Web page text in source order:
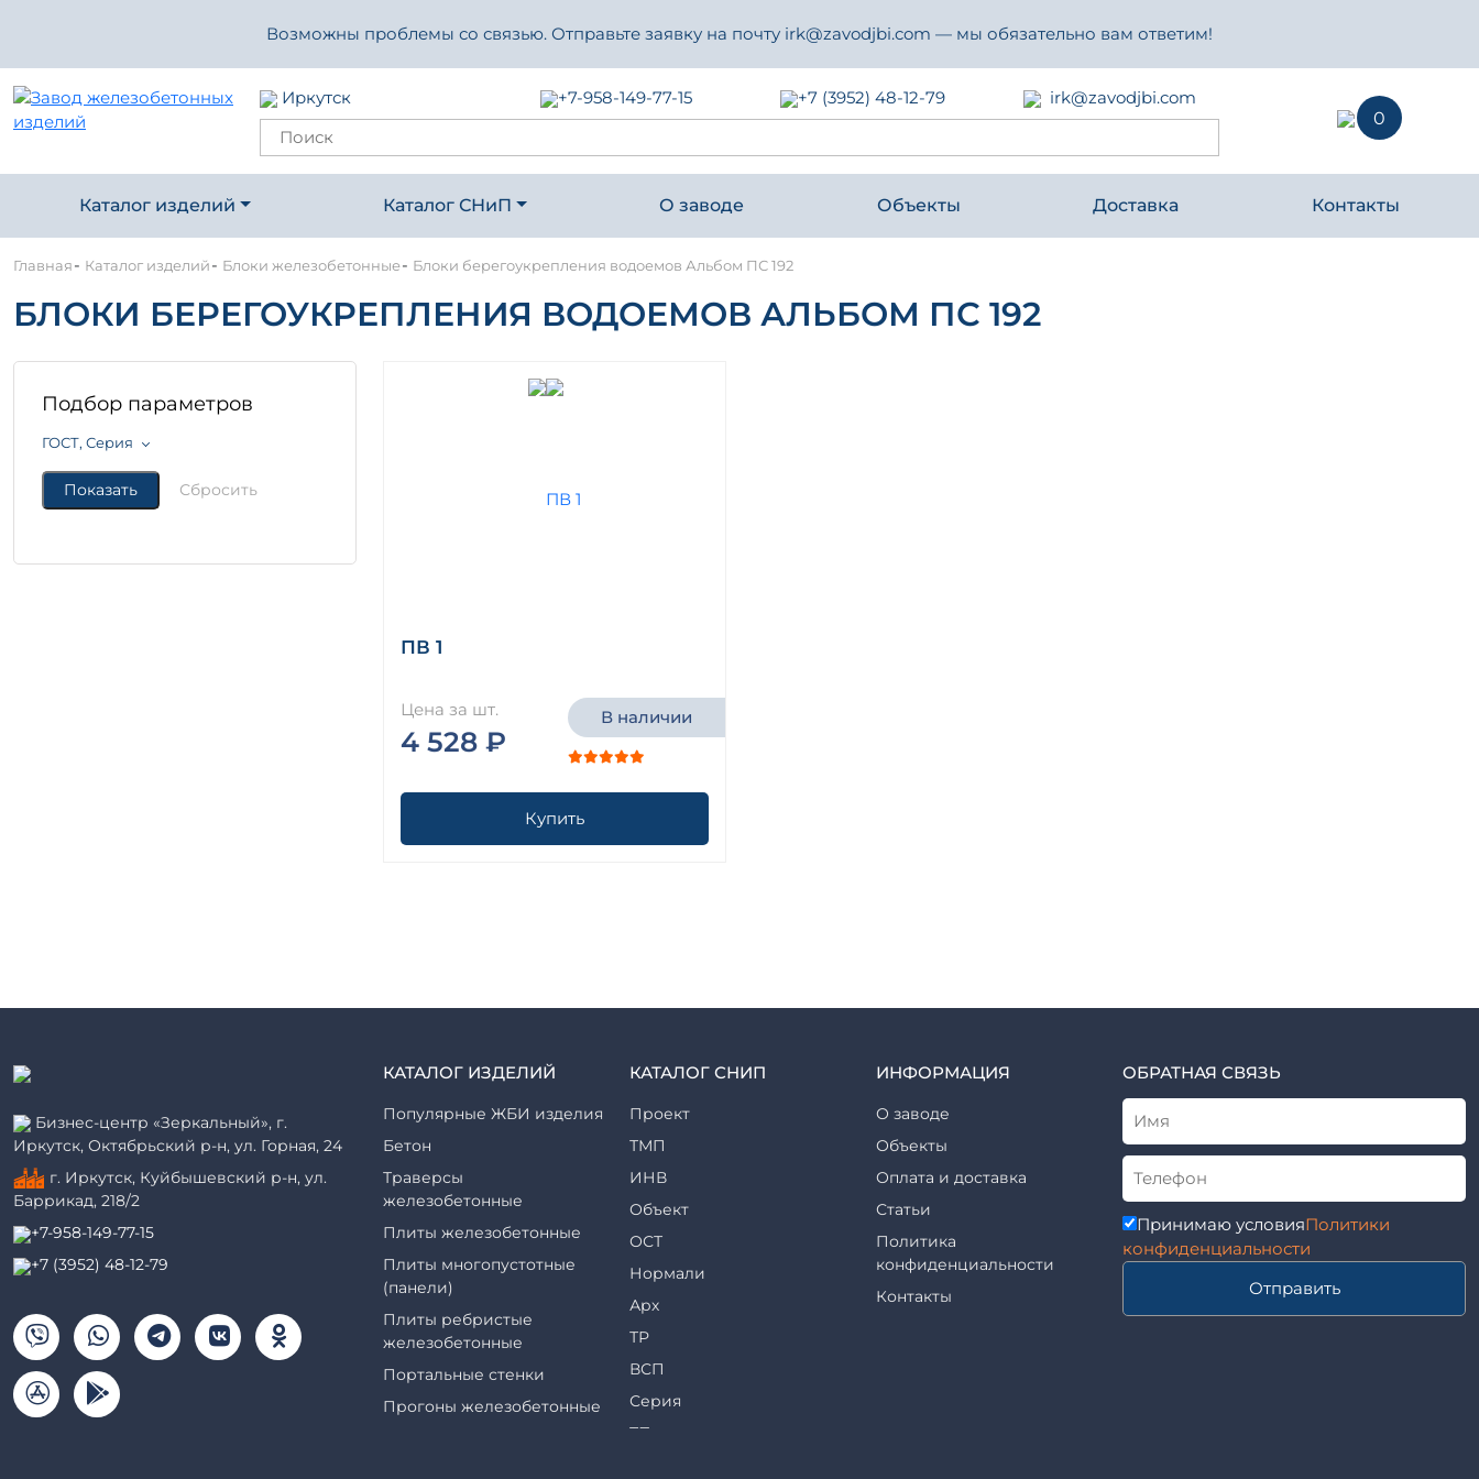
Возможны проблемы со связью. Отправьте заявку на почту irk@zavodjbi.com — мы обязательно вам ответим!
Иркутск +7-958-149-77-15 +7 (3952) 48-12-79
irk@zavodjbi.com
0
Каталог изделий Каталог СНиП О заводе Объекты Доставка Контакты
Главная- Каталог изделий- Блоки железобетонные- Блоки берегоукрепления водоемов Альбом ПС 192
БЛОКИ БЕРЕГОУКРЕПЛЕНИЯ ВОДОЕМОВ АЛЬБОМ ПС 192
Подбор параметров
ГОСТ, Серия
ПВ 1
Цена за шт.
4 528 ₽
В наличии
Купить
Бизнес-центр «Зеркальный», г.
Иркутск, Октябрьский р-н, ул. Горная, 24
г. Иркутск, Куйбышевский р-н, ул.
Баррикад, 218/2
+7-958-149-77-15
+7 (3952) 48-12-79
КАТАЛОГ ИЗДЕЛИЙ
Популярные ЖБИ изделия
Бетон
Траверсы
железобетонные
Плиты железобетонные
Плиты многопустотные
(панели)
Плиты ребристые
железобетонные
Портальные стенки
Прогоны железобетонные
КАТАЛОГ СНИП
Проект
ТМП
ИНВ
Объект
ОСТ
Нормали
Арх
ТР
ВСП
Серия
ТП
ИНФОРМАЦИЯ
О заводе
Объекты
Оплата и доставка
Статьи
Политика
конфиденциальности
Контакты
ОБРАТНАЯ СВЯЗЬ
Принимаю условияПолитики
конфиденциальности
Отправить